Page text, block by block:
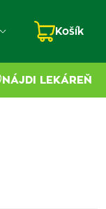
Košík
NÁJDI LEKÁREŇ